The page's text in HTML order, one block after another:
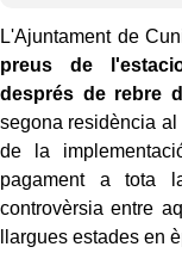
L'Ajuntament de
preus de
després de rebre
segona residència
de la
pagament a tota
controvèrsia entre
llargues estades en